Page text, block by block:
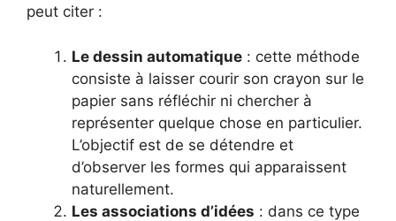
peut citer :
Le dessin automatique : cette méthode
consiste à laisser courir son crayon sur le
papier sans réfléchir ni chercher à
représenter quelque chose en particulier.
L’objectif est de se détendre et
d’observer les formes qui apparaissent
naturellement.
Les associations d’idées : dans ce type